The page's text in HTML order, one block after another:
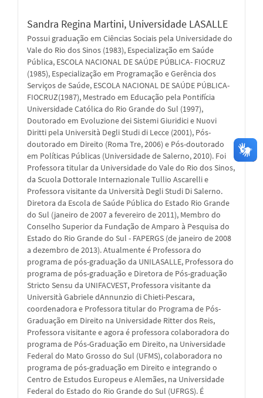
Sandra Regina Martini, Universidade LASALLE
Possui graduação em Ciências Sociais pela Universidade do
Vale do Rio dos Sinos (1983), Especialização em Saúde
Pública, ESCOLA NACIONAL DE SAÚDE PÚBLICA- FIOCRUZ
(1985), Especialização em Programação e Gerência dos
Serviços de Saúde, ESCOLA NACIONAL DE SAÚDE PÚBLICA-
FIOCRUZ(1987), Mestrado em Educação pela Pontifícia
Universidade Católica do Rio Grande do Sul (1997),
Doutorado em Evoluzione dei Sistemi Giuridici e Nuovi
Diritti pela Università Degli Studi di Lecce (2001), Pós-
doutorado em Direito (Roma Tre, 2006) e Pós-doutorado
em Políticas Públicas (Universidade de Salerno, 2010). Foi
Professora titular da Universidade do Vale do Rio dos Sinos,
da Scuola Dottorale Internazionale Tullio Ascarelli e
Professora visitante da Università Degli Studi Di Salerno.
Diretora da Escola de Saúde Pública do Estado Rio Grande
do Sul (janeiro de 2007 a fevereiro de 2011), Membro do
Conselho Superior da Fundação de Amparo à Pesquisa do
Estado do Rio Grande do Sul - FAPERGS (de janeiro de 2008
a dezembro de 2013). Atualmente é Professora do
programa de pós-graduação da UNILASALLE, Professora do
programa de pós-graduação e Diretora de Pós-graduação
Stricto Sensu da UNIFACVEST, Professora visitante da
Università Gabriele dAnnunzio di Chieti-Pescara,
coordenadora e Professora titular do Programa de Pós-
Graduação em Direito na Universidade Ritter dos Reis,
Professora visitante e agora é professora colaboradora do
programa de Pós-Graduação em Direito, na Universidade
Federal do Mato Grosso do Sul (UFMS), colaboradora no
programa de pós-graduação em Direito e integrando o
Centro de Estudos Europeus e Alemães, na Universidade
Federal do Estado do Rio Grande do Sul (UFRGS). É